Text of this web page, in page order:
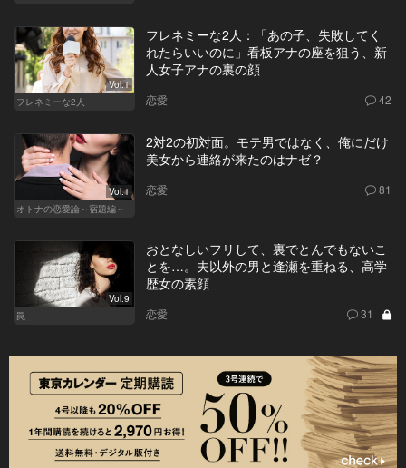
Vol.1
フレネミーな2人
フレネミーな2人：「あの子、失敗してく
れたらいいのに」看板アナの座を狙う、新
人女子アナの裏の顔
恋愛 42
Vol.1
オトナの恋愛論～宿題編～
2対2の初対面。モテ男ではなく、俺にだけ
美女から連絡が来たのはナゼ？
恋愛 81
Vol.9
罠
おとなしいフリして、裏でとんでもないこ
とを…。夫以外の男と逢瀬を重ねる、高学
歴女の素顔
恋愛 31